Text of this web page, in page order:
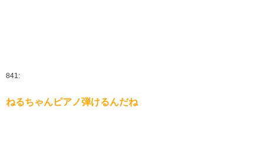
841:
ねるちゃんピアノ弾けるんだね